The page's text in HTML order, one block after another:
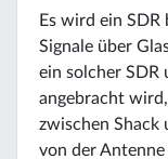
Es wird ein
Signale über
ein solcher SDR
angebracht
zwischen Shack
von der